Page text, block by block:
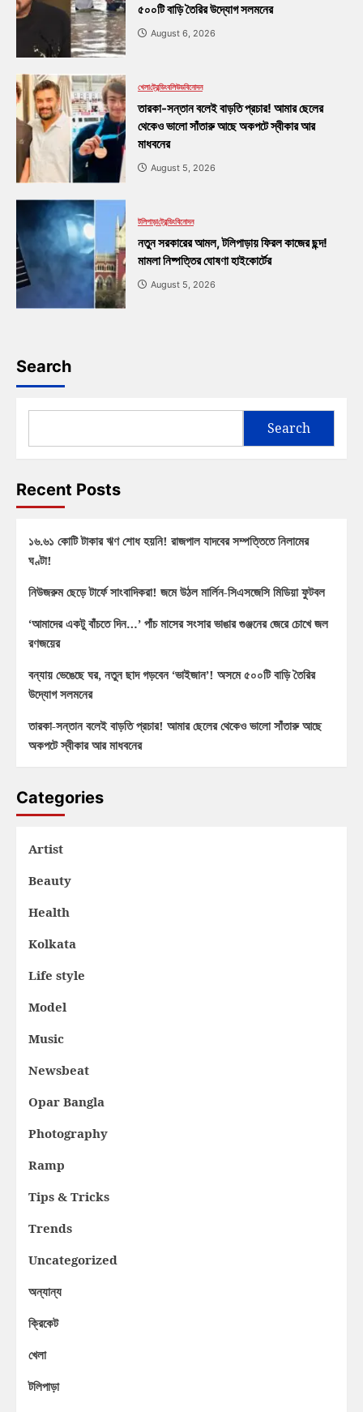
৫০০টি বাড়ি তৈরির উদ্যোগ সলমনের
August 6, 2026
খেলাট্রেন্ডিংবলিউডবিনোদন
তারকা-সন্তান বলেই বাড়তি প্রচার! আমার ছেলের
থেকেও ভালো সাঁতারু আছে অকপটে স্বীকার আর
মাধবনের
August 5, 2026
টলিপাড়াট্রেন্ডিংবিনোদন
নতুন সরকারের আমল, টলিপাড়ায় ফিরল কাজের ছন্দ!
মামলা নিষ্পত্তির ঘোষণা হাইকোর্টের
August 5, 2026
Search
Search
Recent Posts
১৬.৬১ কোটি টাকার ঋণ শোধ হয়নি! রাজপাল যাদবের সম্পত্তিতে নিলামের
ঘণ্টা!
নিউজরুম ছেড়ে টার্ফে সাংবাদিকরা! জমে উঠল মার্লিন-সিএসজেসি মিডিয়া ফুটবল
‘আমাদের একটু বাঁচতে দিন…’ পাঁচ মাসের সংসার ভাঙার গুঞ্জনের জেরে চোখে জল
রণজয়ের
বন্যায় ভেঙেছে ঘর, নতুন ছাদ গড়বেন ‘ভাইজান’! অসমে ৫০০টি বাড়ি তৈরির
উদ্যোগ সলমনের
তারকা-সন্তান বলেই বাড়তি প্রচার! আমার ছেলের থেকেও ভালো সাঁতারু আছে
অকপটে স্বীকার আর মাধবনের
Categories
Artist
Beauty
Health
Kolkata
Life style
Model
Music
Newsbeat
Opar Bangla
Photography
Ramp
Tips & Tricks
Trends
Uncategorized
অন্যান্য
ক্রিকেট
খেলা
টলিপাড়া